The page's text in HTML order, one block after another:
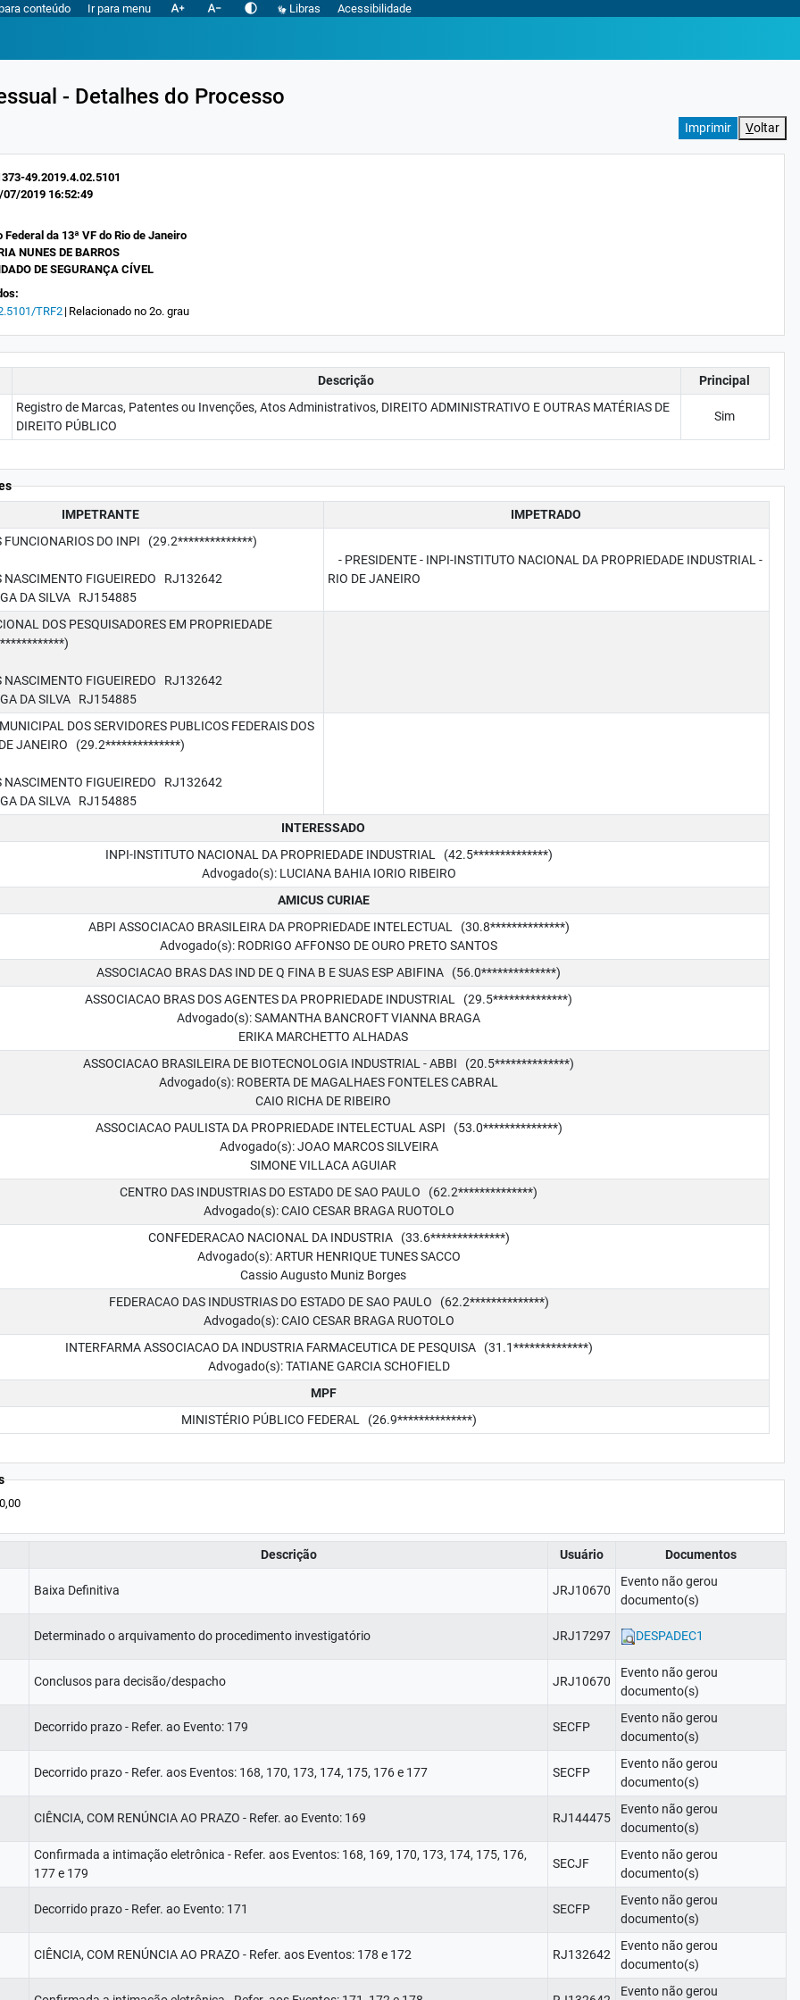
conteúdo Ir para menu text_increase text_decrease contrast Libras Acessibilidade
- Detalhes do Processo
Voltar
49.2019.4.02.5101
07/2019 16:52:49
Federal da 13ª VF do Rio de Janeiro
NUNES DE BARROS
DE SEGURANÇA CÍVEL
TRF2 | Relacionado no 2o. grau
Descrição Principal
Registro de Marcas, Patentes ou Invenções, Atos Administrativos, DIREITO ADMINISTRATIVO E OUTRAS MATÉRIAS DE
DIREITO PÚBLICO
Sim
IMPETRANTE
IMPETRADO
FUNCIONARIOS DO INPI (29.2**************)
FIGUEIREDO RJ132642
DA SILVA RJ154885
- PRESIDENTE - INPI-INSTITUTO NACIONAL DA PROPRIEDADE INDUSTRIAL -
RIO DE JANEIRO
DOS PESQUISADORES EM PROPRIEDADE
FIGUEIREDO RJ132642
DA SILVA RJ154885
DOS SERVIDORES PUBLICOS FEDERAIS DOS
DE JANEIRO (29.2**************)
FIGUEIREDO RJ132642
DA SILVA RJ154885
INTERESSADO
INPI-INSTITUTO NACIONAL DA PROPRIEDADE INDUSTRIAL (42.5**************)
Advogado(s): LUCIANA BAHIA IORIO RIBEIRO
AMICUS CURIAE
ABPI ASSOCIACAO BRASILEIRA DA PROPRIEDADE INTELECTUAL (30.8**************)
Advogado(s): RODRIGO AFFONSO DE OURO PRETO SANTOS
ASSOCIACAO BRAS DAS IND DE Q FINA B E SUAS ESP ABIFINA (56.0**************)
ASSOCIACAO BRAS DOS AGENTES DA PROPRIEDADE INDUSTRIAL (29.5**************)
Advogado(s): SAMANTHA BANCROFT VIANNA BRAGA
ERIKA MARCHETTO ALHADAS
ASSOCIACAO BRASILEIRA DE BIOTECNOLOGIA INDUSTRIAL - ABBI (20.5**************)
Advogado(s): ROBERTA DE MAGALHAES FONTELES CABRAL
CAIO RICHA DE RIBEIRO
ASSOCIACAO PAULISTA DA PROPRIEDADE INTELECTUAL ASPI (53.0**************)
Advogado(s): JOAO MARCOS SILVEIRA
SIMONE VILLACA AGUIAR
CENTRO DAS INDUSTRIAS DO ESTADO DE SAO PAULO (62.2**************)
Advogado(s): CAIO CESAR BRAGA RUOTOLO
CONFEDERACAO NACIONAL DA INDUSTRIA (33.6**************)
Advogado(s): ARTUR HENRIQUE TUNES SACCO
Cassio Augusto Muniz Borges
FEDERACAO DAS INDUSTRIAS DO ESTADO DE SAO PAULO (62.2**************)
Advogado(s): CAIO CESAR BRAGA RUOTOLO
INTERFARMA ASSOCIACAO DA INDUSTRIA FARMACEUTICA DE PESQUISA (31.1**************)
Advogado(s): TATIANE GARCIA SCHOFIELD
MPF
MINISTÉRIO PÚBLICO FEDERAL (26.9**************)
Descrição Usuário Documentos
Baixa Definitiva JRJ10670
Evento não gerou
documento(s)
Determinado o arquivamento do procedimento investigatório JRJ17297 DESPADEC1
Conclusos para decisão/despacho JRJ10670
Evento não gerou
documento(s)
Decorrido prazo - Refer. ao Evento: 179 SECFP
Evento não gerou
documento(s)
Decorrido prazo - Refer. aos Eventos: 168, 170, 173, 174, 175, 176 e 177 SECFP
Evento não gerou
documento(s)
CIÊNCIA, COM RENÚNCIA AO PRAZO - Refer. ao Evento: 169 RJ144475
Evento não gerou
documento(s)
Confirmada a intimação eletrônica - Refer. aos Eventos: 168, 169, 170, 173, 174, 175, 176,
177 e 179
SECJF
Evento não gerou
documento(s)
Decorrido prazo - Refer. ao Evento: 171 SECFP
Evento não gerou
documento(s)
CIÊNCIA, COM RENÚNCIA AO PRAZO - Refer. aos Eventos: 178 e 172 RJ132642
Evento não gerou
documento(s)
Evento não gerou